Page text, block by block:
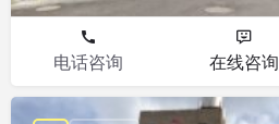
电话咨询 在线咨询